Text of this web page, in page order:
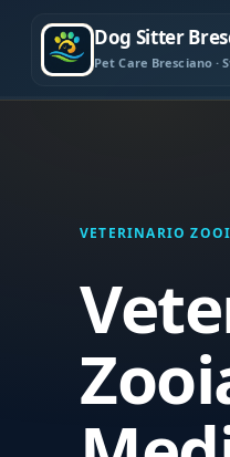
Dog Sitter
Pet Care Bresciano ·
VETERINARIO